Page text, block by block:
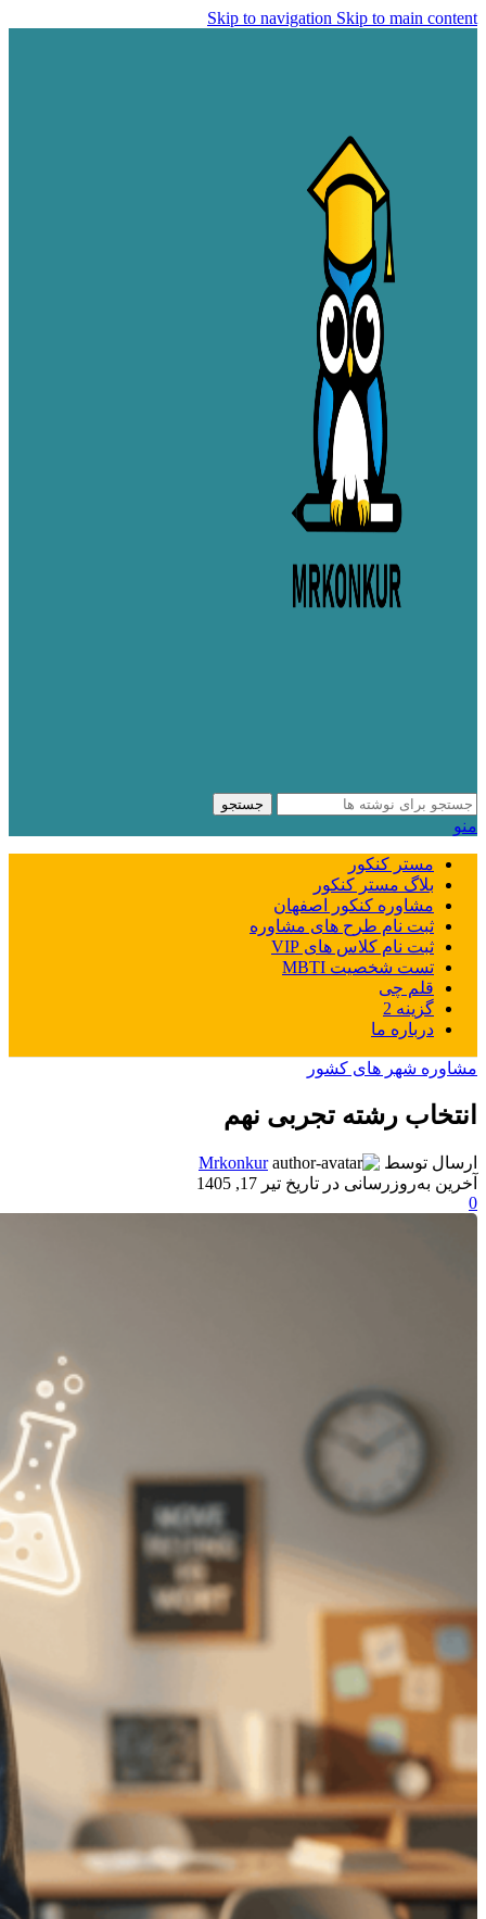
Skip to navigation Skip to main content
جستجو
منو
مستر کنکور
بلاگ مستر کنکور
مشاوره کنکور اصفهان
ثبت نام طرح های مشاوره
ثبت نام کلاس های VIP
تست شخصیت MBTI
قلم چی
گزینه 2
درباره ما
مشاوره شهر های کشور
انتخاب رشته تجربی نهم
ارسال توسط
Mrkonkur
آخرین به‌روزرسانی در تاریخ تیر 17, 1405
0